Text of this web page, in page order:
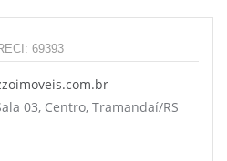
69393
03, Centro, Tramandaí/RS